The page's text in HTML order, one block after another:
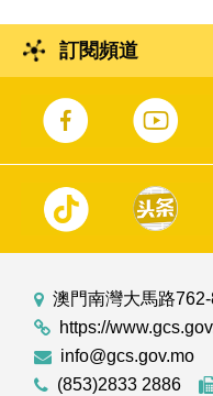
訂閱頻道
澳門南灣大馬路
https://
info@gcs.gov.mo
(853)2833 2886